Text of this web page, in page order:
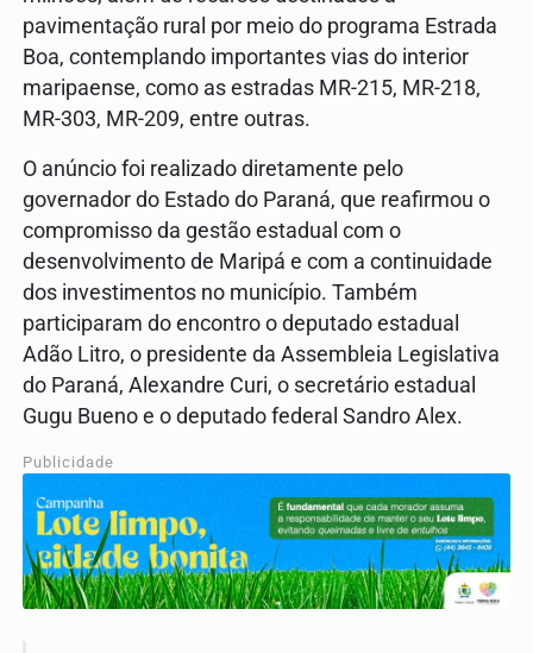
pavimentação rural por meio do programa Estrada
Boa, contemplando importantes vias do interior
maripaense, como as estradas MR-215, MR-218,
MR-303, MR-209, entre outras.
O anúncio foi realizado diretamente pelo
governador do Estado do Paraná, que reafirmou o
compromisso da gestão estadual com o
desenvolvimento de Maripá e com a continuidade
dos investimentos no município. Também
participaram do encontro o deputado estadual
Adão Litro, o presidente da Assembleia Legislativa
do Paraná, Alexandre Curi, o secretário estadual
Gugu Bueno e o deputado federal Sandro Alex.
Publicidade